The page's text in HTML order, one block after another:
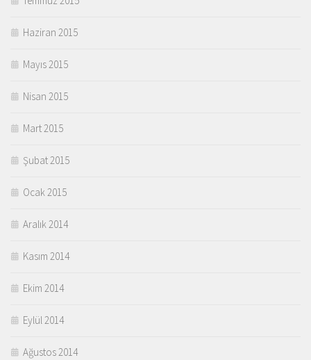
Haziran 2015
Mayıs 2015
Nisan 2015
Mart 2015
Şubat 2015
Ocak 2015
Aralık 2014
Kasım 2014
Ekim 2014
Eylül 2014
Ağustos 2014